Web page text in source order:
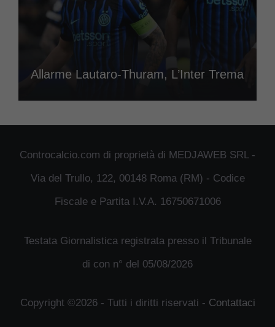
Allarme Lautaro-Thuram, L’Inter Trema
Controcalcio.com di proprietà di MEDJAWEB SRL -
Via del Trullo, 122, 00148 Roma (RM) - Codice
Fiscale e Partita I.V.A. 16750671006
Testata Giornalistica registrata presso il Tribunale
di con n° del 05/08/2026
Copyright ©2026 - Tutti i diritti riservati - Contattaci